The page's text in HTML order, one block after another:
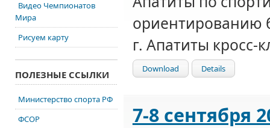
ориентированию
г. Апатиты кросс-
Download Details
7-8 сентября
Видео Чемпионатов
Мира
Рисуем карту
ПОЛЕЗНЫЕ ССЫЛКИ
Министерство спорта РФ
ФСОР